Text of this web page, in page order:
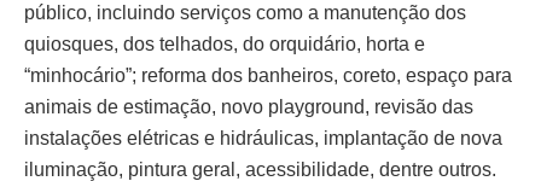
público, incluindo serviços como a manutenção dos
quiosques, dos telhados, do orquidário, horta e
“minhocário”; reforma dos banheiros, coreto, espaço para
animais de estimação, novo playground, revisão das
instalações elétricas e hidráulicas, implantação de nova
iluminação, pintura geral, acessibilidade, dentre outros.